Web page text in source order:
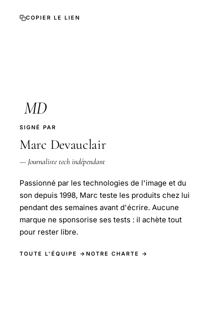
COPIER LE LIEN
MD
SIGNÉ PAR
Marc Devauclair
— Journaliste tech indépendant
Passionné par les technologies de l'image et du
son depuis 1998, Marc teste les produits chez lui
pendant des semaines avant d'écrire. Aucune
marque ne sponsorise ses tests : il achète tout
pour rester libre.
TOUTE L'ÉQUIPE → NOTRE CHARTE →